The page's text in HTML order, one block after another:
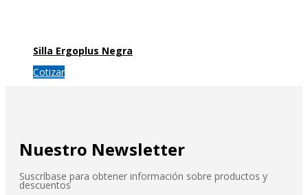
Silla Ergoplus Negra
Cotizar
Nuestro Newsletter
Suscríbase para obtener información sobre productos y
descuentos